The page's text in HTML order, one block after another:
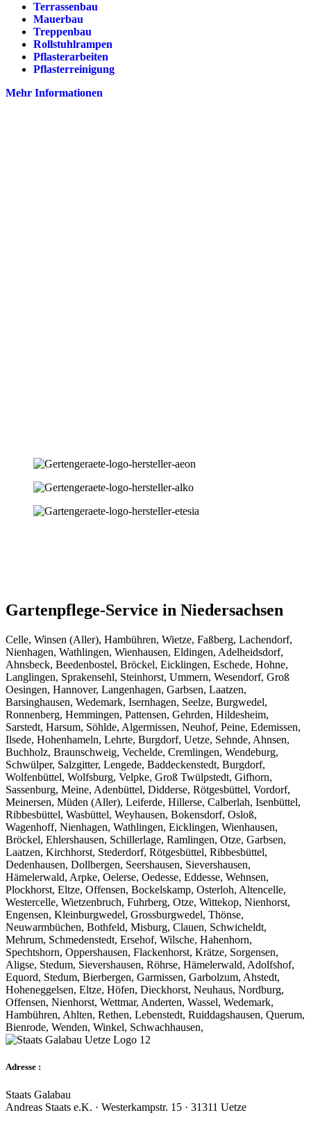
Terrassenbau
Mauerbau
Treppenbau
Rollstuhlrampen
Pflasterarbeiten
Pflasterreinigung
Mehr Informationen
Gartenpflege-Service in Niedersachsen
Celle, Winsen (Aller), Hambühren, Wietze, Faßberg, Lachendorf,
Nienhagen, Wathlingen, Wienhausen, Eldingen, Adelheidsdorf,
Ahnsbeck, Beedenbostel, Bröckel, Eicklingen, Eschede, Hohne,
Langlingen, Sprakensehl, Steinhorst, Ummern, Wesendorf, Groß
Oesingen, Hannover, Langenhagen, Garbsen, Laatzen,
Barsinghausen, Wedemark, Isernhagen, Seelze, Burgwedel,
Ronnenberg, Hemmingen, Pattensen, Gehrden, Hildesheim,
Sarstedt, Harsum, Söhlde, Algermissen, Neuhof, Peine, Edemissen,
Ilsede, Hohenhameln, Lehrte, Burgdorf, Uetze, Sehnde, Ahnsen,
Buchholz, Braunschweig, Vechelde, Cremlingen, Wendeburg,
Schwülper, Salzgitter, Lengede, Baddeckenstedt, Burgdorf,
Wolfenbüttel, Wolfsburg, Velpke, Groß Twülpstedt, Gifhorn,
Sassenburg, Meine, Adenbüttel, Didderse, Rötgesbüttel, Vordorf,
Meinersen, Müden (Aller), Leiferde, Hillerse, Calberlah, Isenbüttel,
Ribbesbüttel, Wasbüttel, Weyhausen, Bokensdorf, Osloß,
Wagenhoff, Nienhagen, Wathlingen, Eicklingen, Wienhausen,
Bröckel, Ehlershausen, Schillerlage, Ramlingen, Otze, Garbsen,
Laatzen, Kirchhorst, Stederdorf, Rötgesbüttel, Ribbesbüttel,
Dedenhausen, Dollbergen, Seershausen, Sievershausen,
Hämelerwald, Arpke, Oelerse, Oedesse, Eddesse, Wehnsen,
Plockhorst, Eltze, Offensen, Bockelskamp, Osterloh, Altencelle,
Westercelle, Wietzenbruch, Fuhrberg, Otze, Wittekop, Nienhorst,
Engensen, Kleinburgwedel, Grossburgwedel, Thönse,
Neuwarmbüchen, Bothfeld, Misburg, Clauen, Schwicheldt,
Mehrum, Schmedenstedt, Ersehof, Wilsche, Hahenhorn,
Spechtshorn, Oppershausen, Flackenhorst, Krätze, Sorgensen,
Aligse, Stedum, Sievershausen, Röhrse, Hämelerwald, Adolfshof,
Equord, Stedum, Bierbergen, Garmissen, Garbolzum, Ahstedt,
Hoheneggelsen, Eltze, Höfen, Dieckhorst, Neuhaus, Nordburg,
Offensen, Nienhorst, Wettmar, Anderten, Wassel, Wedemark,
Hambühren, Ahlten, Rethen, Lebenstedt, Ruiddagshausen, Querum,
Bienrode, Wenden, Winkel, Schwachhausen,
Adresse :
Staats Galabau
Andreas Staats e.K. · Westerkampstr. 15 · 31311 Uetze